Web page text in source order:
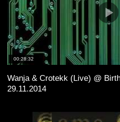
00:28:32
Wanja & Crotekk (Live) @
29.11.2014